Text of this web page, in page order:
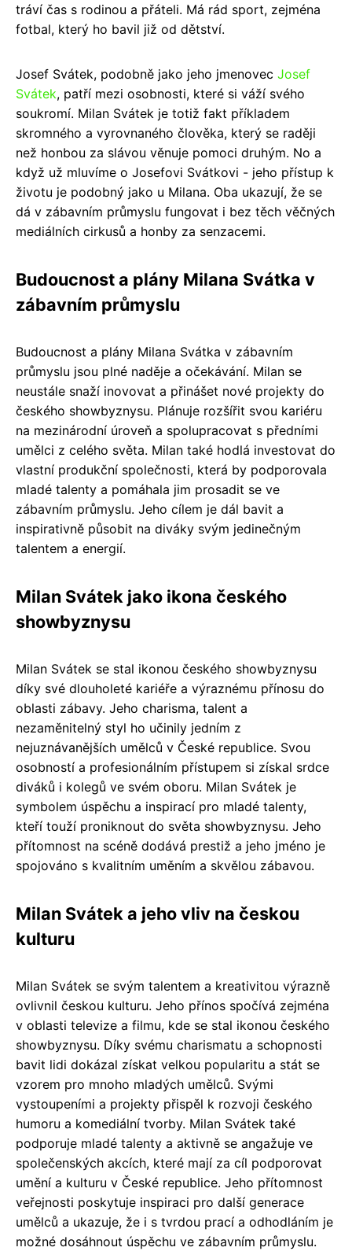
tráví čas s rodinou a přáteli. Má rád sport, zejména
fotbal, který ho bavil již od dětství.
Josef Svátek, podobně jako jeho jmenovec Josef
Svátek, patří mezi osobnosti, které si váží svého
soukromí. Milan Svátek je totiž fakt příkladem
skromného a vyrovnaného člověka, který se raději
než honbou za slávou věnuje pomoci druhým. No a
když už mluvíme o Josefovi Svátkovi - jeho přístup k
životu je podobný jako u Milana. Oba ukazují, že se
dá v zábavním průmyslu fungovat i bez těch věčných
mediálních cirkusů a honby za senzacemi.
Budoucnost a plány Milana Svátka v
zábavním průmyslu
Budoucnost a plány Milana Svátka v zábavním
průmyslu jsou plné naděje a očekávání. Milan se
neustále snaží inovovat a přinášet nové projekty do
českého showbyznysu. Plánuje rozšířit svou kariéru
na mezinárodní úroveň a spolupracovat s předními
umělci z celého světa. Milan také hodlá investovat do
vlastní produkční společnosti, která by podporovala
mladé talenty a pomáhala jim prosadit se ve
zábavním průmyslu. Jeho cílem je dál bavit a
inspirativně působit na diváky svým jedinečným
talentem a energií.
Milan Svátek jako ikona českého
showbyznysu
Milan Svátek se stal ikonou českého showbyznysu
díky své dlouholeté kariéře a výraznému přínosu do
oblasti zábavy. Jeho charisma, talent a
nezaměnitelný styl ho učinily jedním z
nejuznávanějších umělců v České republice. Svou
osobností a profesionálním přístupem si získal srdce
diváků i kolegů ve svém oboru. Milan Svátek je
symbolem úspěchu a inspirací pro mladé talenty,
kteří touží proniknout do světa showbyznysu. Jeho
přítomnost na scéně dodává prestiž a jeho jméno je
spojováno s kvalitním uměním a skvělou zábavou.
Milan Svátek a jeho vliv na českou
kulturu
Milan Svátek se svým talentem a kreativitou výrazně
ovlivnil českou kulturu. Jeho přínos spočívá zejména
v oblasti televize a filmu, kde se stal ikonou českého
showbyznysu. Díky svému charismatu a schopnosti
bavit lidi dokázal získat velkou popularitu a stát se
vzorem pro mnoho mladých umělců. Svými
vystoupeními a projekty přispěl k rozvoji českého
humoru a komediální tvorby. Milan Svátek také
podporuje mladé talenty a aktivně se angažuje ve
společenských akcích, které mají za cíl podporovat
umění a kulturu v České republice. Jeho přítomnost
veřejnosti poskytuje inspiraci pro další generace
umělců a ukazuje, že i s tvrdou prací a odhodláním je
možné dosáhnout úspěchu ve zábavním průmyslu.